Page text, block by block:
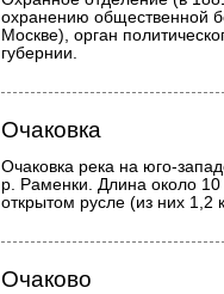
охранению общественной
Москве), орган
губернии.
Очаковка
Очаковка река на юго-
р. Раменки. Длина около
открытом русле (из них
Очаково